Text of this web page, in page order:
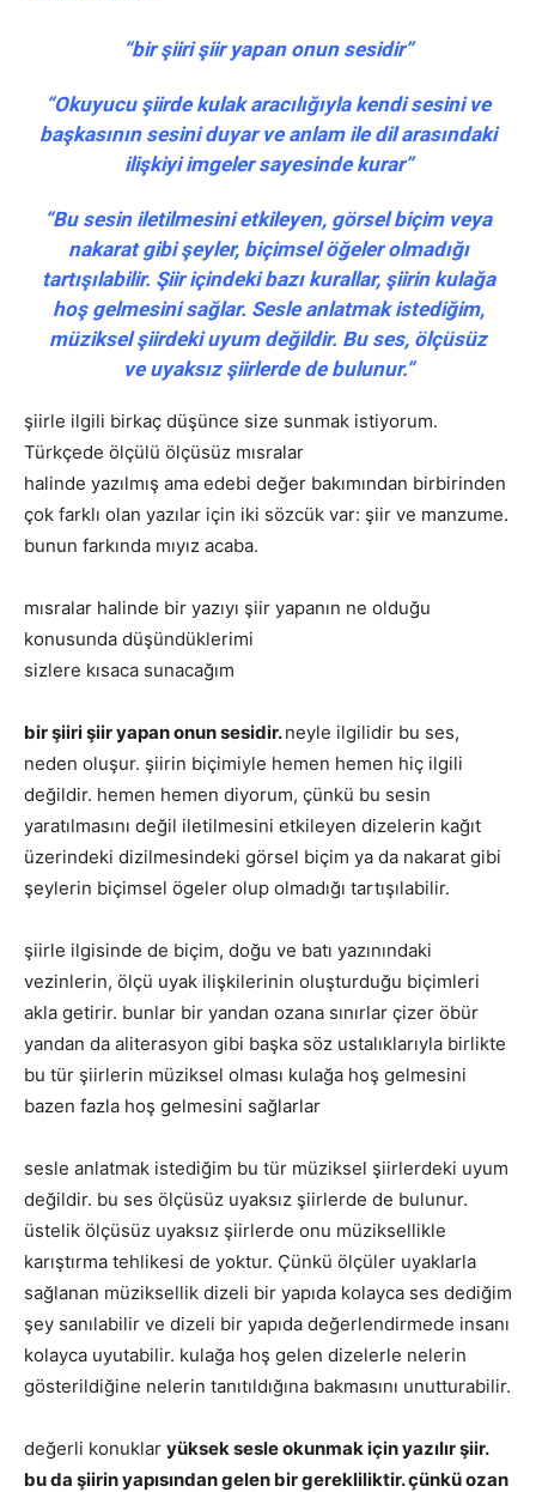
“bir şiiri şiir yapan onun sesidir”
“Okuyucu şiirde kulak aracılığıyla kendi sesini ve
başkasının sesini duyar ve anlam ile dil arasındaki
ilişkiyi imgeler sayesinde kurar”
“Bu sesin iletilmesini etkileyen, görsel biçim veya
nakarat gibi şeyler, biçimsel öğeler olmadığı
tartışılabilir. Şiir içindeki bazı kurallar, şiirin kulağa
hoş gelmesini sağlar. Sesle anlatmak istediğim,
müziksel şiirdeki uyum değildir. Bu ses, ölçüsüz
ve uyaksız şiirlerde de bulunur.”
şiirle ilgili birkaç düşünce size sunmak istiyorum.
Türkçede ölçülü ölçüsüz mısralar
halinde yazılmış ama edebi değer bakımından birbirinden
çok farklı olan yazılar için iki sözcük var: şiir ve manzume.
bunun farkında mıyız acaba.
mısralar halinde bir yazıyı şiir yapanın ne olduğu
konusunda düşündüklerimi
sizlere kısaca sunacağım
bir şiiri şiir yapan onun sesidir.neyle ilgilidir bu ses,
neden oluşur. şiirin biçimiyle hemen hemen hiç ilgili
değildir. hemen hemen diyorum, çünkü bu sesin
yaratılmasını değil iletilmesini etkileyen dizelerin kağıt
üzerindeki dizilmesindeki görsel biçim ya da nakarat gibi
şeylerin biçimsel ögeler olup olmadığı tartışılabilir.
şiirle ilgisinde de biçim, doğu ve batı yazınındaki
vezinlerin, ölçü uyak ilişkilerinin oluşturduğu biçimleri
akla getirir. bunlar bir yandan ozana sınırlar çizer öbür
yandan da aliterasyon gibi başka söz ustalıklarıyla birlikte
bu tür şiirlerin müziksel olması kulağa hoş gelmesini
bazen fazla hoş gelmesini sağlarlar
sesle anlatmak istediğim bu tür müziksel şiirlerdeki uyum
değildir. bu ses ölçüsüz uyaksız şiirlerde de bulunur.
üstelik ölçüsüz uyaksız şiirlerde onu müziksellikle
karıştırma tehlikesi de yoktur. Çünkü ölçüler uyaklarla
sağlanan müziksellik dizeli bir yapıda kolayca ses dediğim
şey sanılabilir ve dizeli bir yapıda değerlendirmede insanı
kolayca uyutabilir. kulağa hoş gelen dizelerle nelerin
gösterildiğine nelerin tanıtıldığına bakmasını unutturabilir.
değerli konuklar yüksek sesle okunmak için yazılır şiir.
bu da şiirin yapısından gelen birgerekliliktir. çünkü ozan